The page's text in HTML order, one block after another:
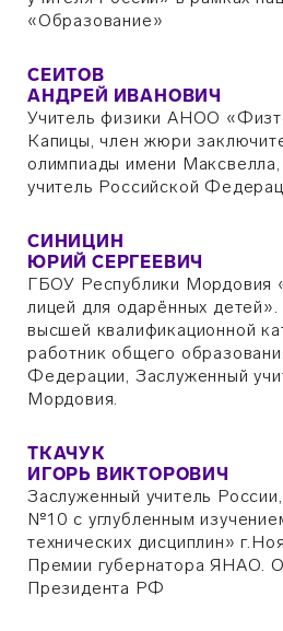
«Образование»
СЕИТОВ
АНДРЕЙ ИВАНОВИЧ
Учитель физики АНОО
Капицы, член жюри
олимпиады имени
учитель Российской
СИНИЦИН
ЮРИЙ СЕРГЕЕВИЧ
ГБОУ Республики Мордовия
лицей для одарённых
высшей квалификационной
работник общего
Федерации, Заслуженный
Мордовия.
ТКАЧУК
ИГОРЬ ВИКТОРОВИЧ
Заслуженный учитель
№10 с углубленным
технических дисциплин»
Премии губернатора ЯНАО.
Президента РФ